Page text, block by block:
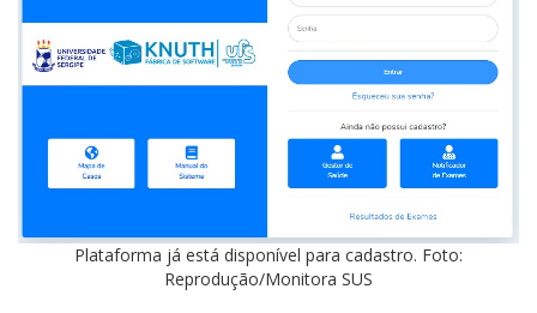
Plataforma já está disponível para cadastro. Foto:
Reprodução/Monitora SUS